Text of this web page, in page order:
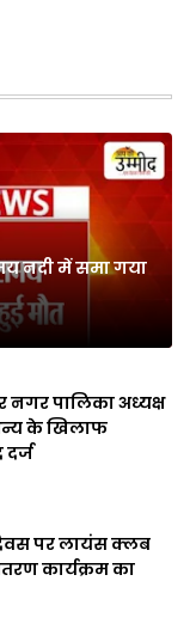
नदी में समा गया
नगर पालिका अध्यक्ष
के खिलाफ
पर लायंस क्लब
कार्यक्रम का